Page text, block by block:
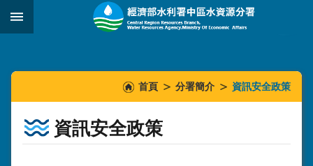
跳到主要內容區塊
::::::
首頁 分署簡介 資訊安全政策
資訊安全政策